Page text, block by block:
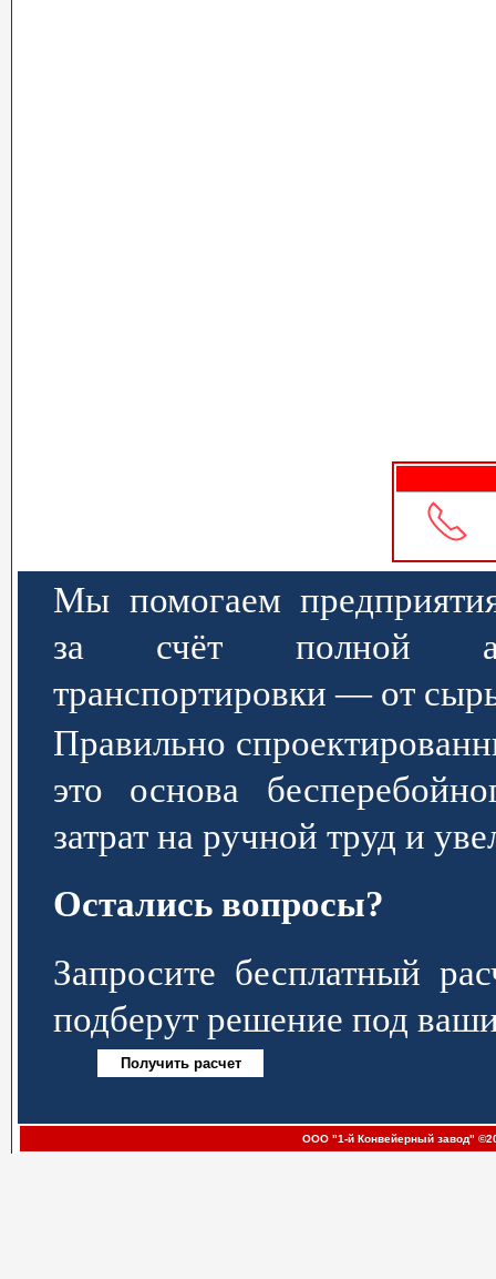
Мы помогаем
за счёт полной
транспортировки — от
Правильно
это основа
затрат на ручной труд и
Остались вопросы?
Запросите бесплатный
подберут решение под
ООО "1-й Конвейерный завод"